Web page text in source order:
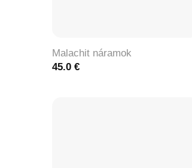
Malachit náramok
45.0 €